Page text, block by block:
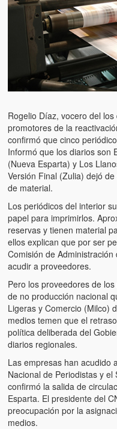
El Tipo y los Rojos en
Teques)
Hablé con Chavistas (I
La burla del Chavez
Los niños de las calles
Venezuela)
Luis y El Mono… en
Puente Llaguno,
Radio Emisoras y
de Chávez hasta el
Victimas del 11 de abril
Víctimas del régimen
poder hasta el 31 de
Víctimas inocentes de
1992
¡¡¡Miserable traidor,
your country!!!)
Fotos
Versos
Rogelio Díaz, vocero del
promotores de la
confirmó que cinco
Informó que los diarios son
(Nueva Esparta) y Los
Versión Final (Zulia) dejó
de material.
Los periódicos del interior
papel para imprimirlos.
reservas y tienen material
ellos explican que por ser
Comisión de
acudir a proveedores.
Pero los proveedores de
de no producción nacional
Ligeras y Comercio (Milco)
medios temen que el
política deliberada del
diarios regionales.
Las empresas han acudido
Nacional de Periodistas y el
confirmó la salida de
Esparta. El presidente del
preocupación por la
medios.